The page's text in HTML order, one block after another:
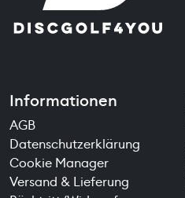
Informationen
AGB
Datenschutzerklärung
Cookie Manager
Versand & Lieferung